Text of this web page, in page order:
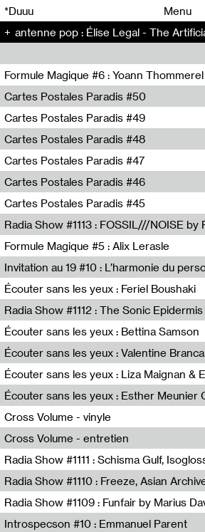
*Duuu
Menu
antenne pop : Élise Legal - The
Formule Magique #6 : Yoann Thommerel
Nathalie Lacroix,Yoann Thommerel
Cartes Postales Paradis #50
Zoé Leroux
Cartes Postales Paradis #49
Aurore Portales
Cartes Postales Paradis #48
Mathias Dupaquier
Cartes Postales Paradis #47
Raymond Engramer
Cartes Postales Paradis #46
Sarah Banville
Cartes Postales Paradis #45
Mateo Cuin
Wave Farm
Formule Magique #5 : Alix Lerasle
Nathalie Lacroix
Invitation au 19 #10 : L’harmonie du
19, CRAC
Écouter sans les yeux : Feriel Boushaki
Feriel Boushaki
Écouter sans les yeux : Bettina Samson
Bettina Samson
Écouter sans les yeux : Valentine
Valentine Branca
Liza Maignan,Elodie Lecat
Esther Meunier Corfdyr
Cross Volume - vinyle
Cross Volume - entretien
Resonance
Radio WORM
Jet FM
Introspecson #10 : Emmanuel Parent
00
00